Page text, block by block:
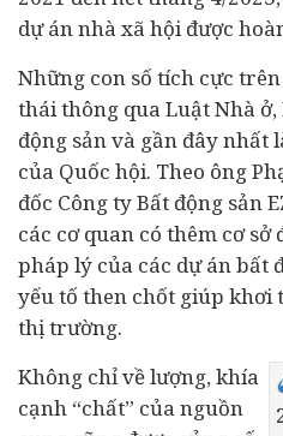
dự án nhà xã hội được
Những con số tích cực
thái thông qua Luật Nhà
động sảnvà gần đây nhất
của Quốc hội. Theo ông
đốc Công ty Bất động sản
các cơ quan có thêm cơ
pháp lý của các dự án bất
yếu tố then chốt giúp khơi
thị trường.
Không chỉ về lượng, khía
cạnh “chất” của nguồn